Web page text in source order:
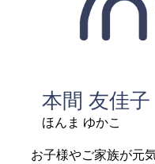
本間 友佳子
ほんま ゆかこ
お子様やご家族が元